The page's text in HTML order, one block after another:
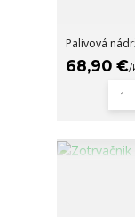
Palivová
68,90 €/